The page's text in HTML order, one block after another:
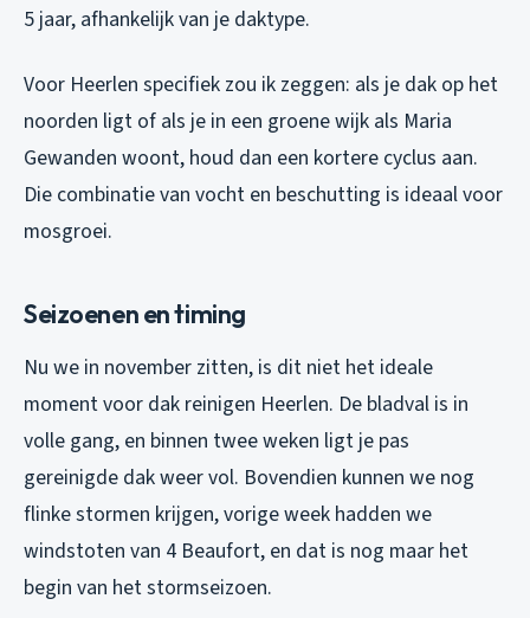
5 jaar, afhankelijk van je daktype.
Voor Heerlen specifiek zou ik zeggen: als je dak op het
noorden ligt of als je in een groene wijk als Maria
Gewanden woont, houd dan een kortere cyclus aan.
Die combinatie van vocht en beschutting is ideaal voor
mosgroei.
Seizoenen en timing
Nu we in november zitten, is dit niet het ideale
moment voor dak reinigen Heerlen. De bladval is in
volle gang, en binnen twee weken ligt je pas
gereinigde dak weer vol. Bovendien kunnen we nog
flinke stormen krijgen, vorige week hadden we
windstoten van 4 Beaufort, en dat is nog maar het
begin van het stormseizoen.